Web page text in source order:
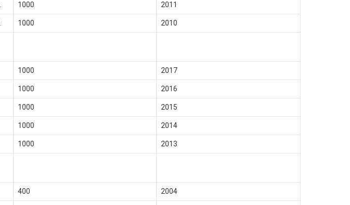
1000 2011
1000 2010
1000 2017
1000 2016
1000 2015
1000 2014
1000 2013
400 2004